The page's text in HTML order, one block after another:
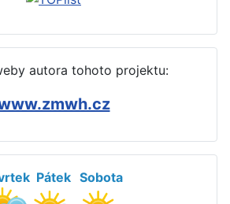
autora tohoto projektu:
Pátek Sobota